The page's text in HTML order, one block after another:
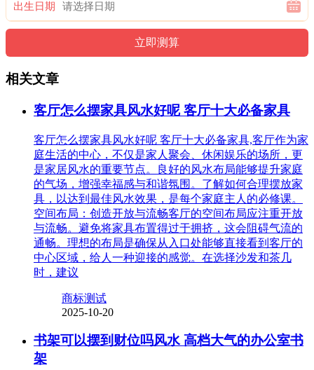
出生日期
相关文章
客厅怎么摆家具风水好呢 客厅十大必备家具
客厅怎么摆家具风水好呢 客厅十大必备家具,客厅作为家
庭生活的中心，不仅是家人聚会、休闲娱乐的场所，更
是家居风水的重要节点。良好的风水布局能够提升家庭
的气场，增强幸福感与和谐氛围。了解如何合理摆放家
具，以达到最佳风水效果，是每个家庭主人的必修课。
空间布局：创造开放与流畅客厅的空间布局应注重开放
与流畅。避免将家具布置得过于拥挤，这会阻碍气流的
通畅。理想的布局是确保从入口处能够直接看到客厅的
中心区域，给人一种迎接的感觉。在选择沙发和茶几
时，建议
商标测试
2025-10-20
书架可以摆到财位吗风水 高档大气的办公室书
架